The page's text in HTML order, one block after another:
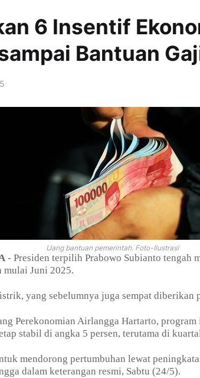
6 Insentif
Bantuan
Uang bantuan pemerintah. Foto-Ilustrasi
- Presiden terpilih Prabowo Subianto tengah
mulai Juni 2025.
yang sebelumnya juga sempat diberikan
Perekonomian Airlangga Hartarto,
stabil di angka 5 persen, terutama di
mendorong pertumbuhan lewat
dalam keterangan resmi, Sabtu (24/5).